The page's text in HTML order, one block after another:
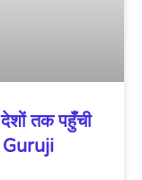
तक पहुँची
Guruji